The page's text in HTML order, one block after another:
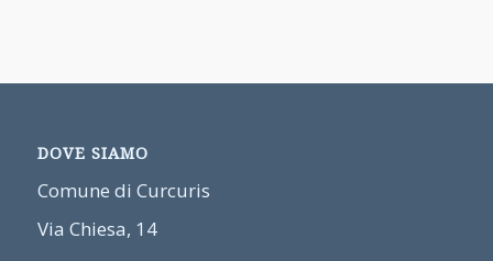
DOVE SIAMO
Comune di Curcuris
Via Chiesa, 14